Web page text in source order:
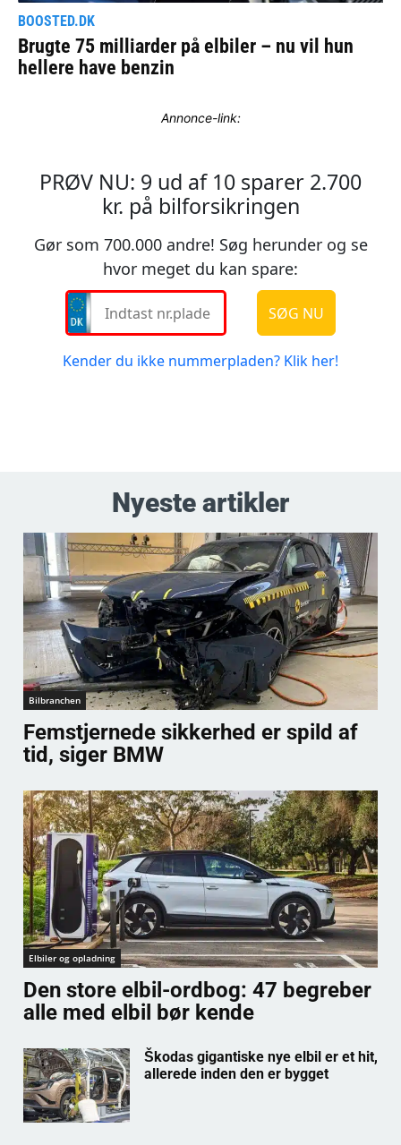
Annonce-link:
Nyeste artikler
Bilbranchen
Femstjernede sikkerhed er spild af
tid, siger BMW
Elbiler og opladning
Den store elbil-ordbog: 47 begreber
alle med elbil bør kende
Škodas gigantiske nye elbil er et hit,
allerede inden den er bygget